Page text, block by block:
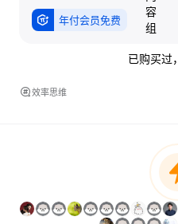
年付会员免费
已购买过，
效率思维